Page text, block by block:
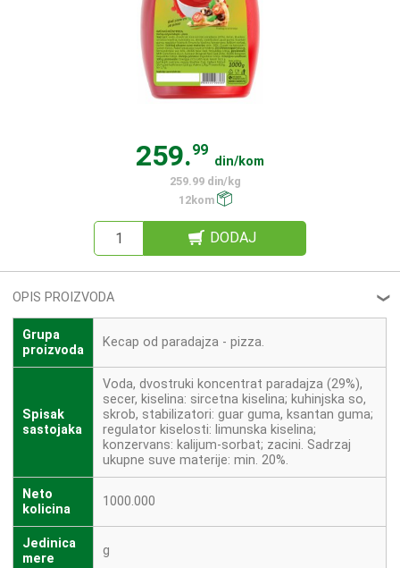
259.99
din/kom
259.99 din/kg
12kom
DODAJ
OPIS PROIZVODA ❮
Grupa
proizvoda
Kecap od paradajza - pizza.
Spisak
sastojaka
Voda, dvostruki koncentrat paradajza (29%),
secer, kiselina: sircetna kiselina; kuhinjska so,
skrob, stabilizatori: guar guma, ksantan guma;
regulator kiselosti: limunska kiselina;
konzervans: kalijum-sorbat; zacini. Sadrzaj
ukupne suve materije: min. 20%.
Neto
kolicina
1000.000
Jedinica
mere
g